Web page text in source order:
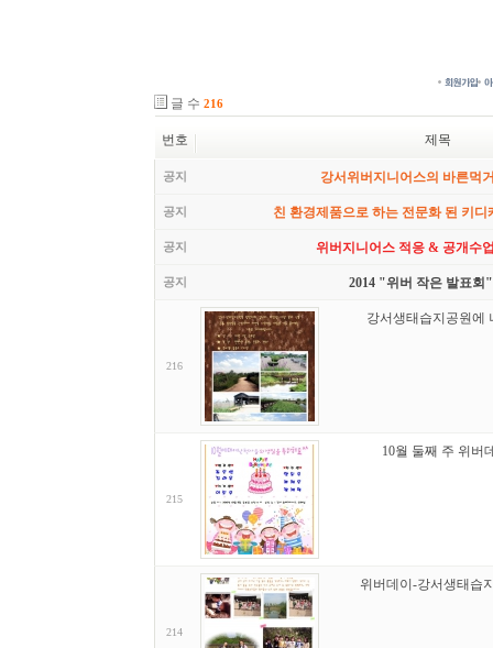
글 수 216
번호 제목
공지 강서위버지니어스의 바른먹
공지 친 환경제품으로 하는 전문화 된 키디
공지 위버지니어스 적응 & 공개수
공지 2014 "위버 작은 발표회"
216
강서생태습지공원에
215
10월 둘째 주 위버
214
위버데이-강서생태습